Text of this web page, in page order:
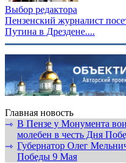
Выбор редактора
Пензенский журналист
Путина в Дрездене....
Главная новость
⇾ В Пензе у Монумента
молебен в честь Дня
⇾ Губернатор Олег
Победы 9 Мая